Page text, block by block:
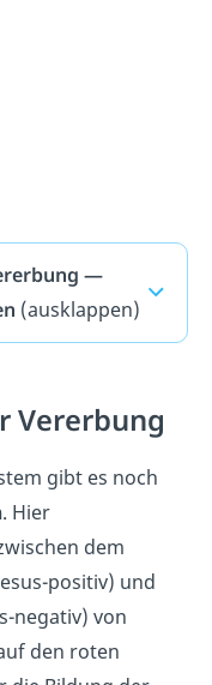
—
(ausklappen)
Vererbung
gibt es noch
. Hier
dem
positiv) und
negativ) von
den roten